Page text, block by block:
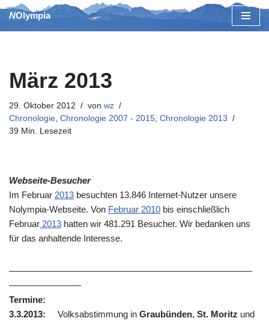
Zum
NOlympia
März 2013
29. Oktober 2012 von wz
Chronologie, Chronologie 2007 - 2015, Chronologie 2013
39 Min. Lesezeit
Webseite-Besucher
Im Februar 2013 besuchten 13.846 Internet-Nutzer unsere
Nolympia-Webseite. Von Februar 2010 bis einschließlich
Februar 2013 hatten wir 481.291 Besucher. Wir bedanken uns
für das anhaltende Interesse.
———————————————————————————
————————
Termine:
3.3.2013: Volksabstimmung in Graubünden, St. Moritz und